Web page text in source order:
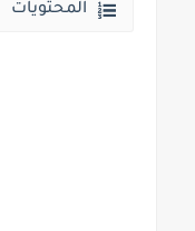
المحتويات